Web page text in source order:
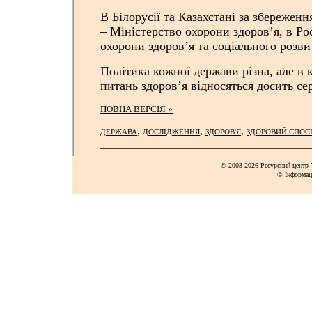
В Білорусії та Казахстані за
– Міністерство охорони здоров’я, в
охорони здоров’я та соціального
Політика кожної держави різна, але в
питань здоров’я відносяться досить
ПОВНА ВЕРСІЯ »
ДЕРЖАВА, ДОСЛІДЖЕННЯ, ЗДОРОВ'Я, ЗДОРОВИЙ
© 2003-2026 Ресурсний
©